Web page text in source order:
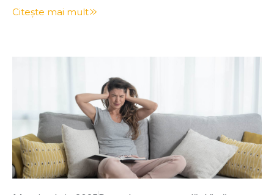
în legătură cu viața noastră de zi cu zi. Întrebarea
este simplă doar în aparență: „Când un copac cade
Citește mai mult